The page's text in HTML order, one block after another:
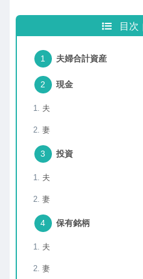
目次
夫婦合計資産
現金
夫
妻
投資
夫
妻
保有銘柄
夫
妻